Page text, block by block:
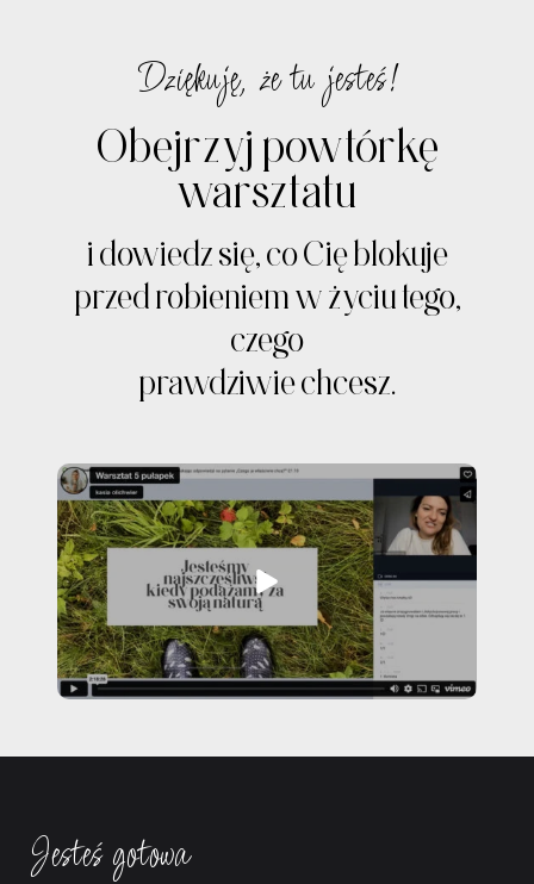
Dziękuję, że tu jesteś!
Obejrzyj powtórkę
warsztatu
i dowiedz się, co Cię blokuje
przed robieniem w życiu tego,
czego
prawdziwie chcesz.
Jesteś gotowa